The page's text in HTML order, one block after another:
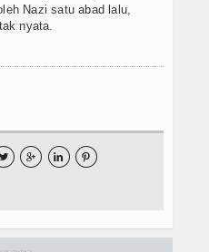
Nazi satu abad lalu,
nyata.
   